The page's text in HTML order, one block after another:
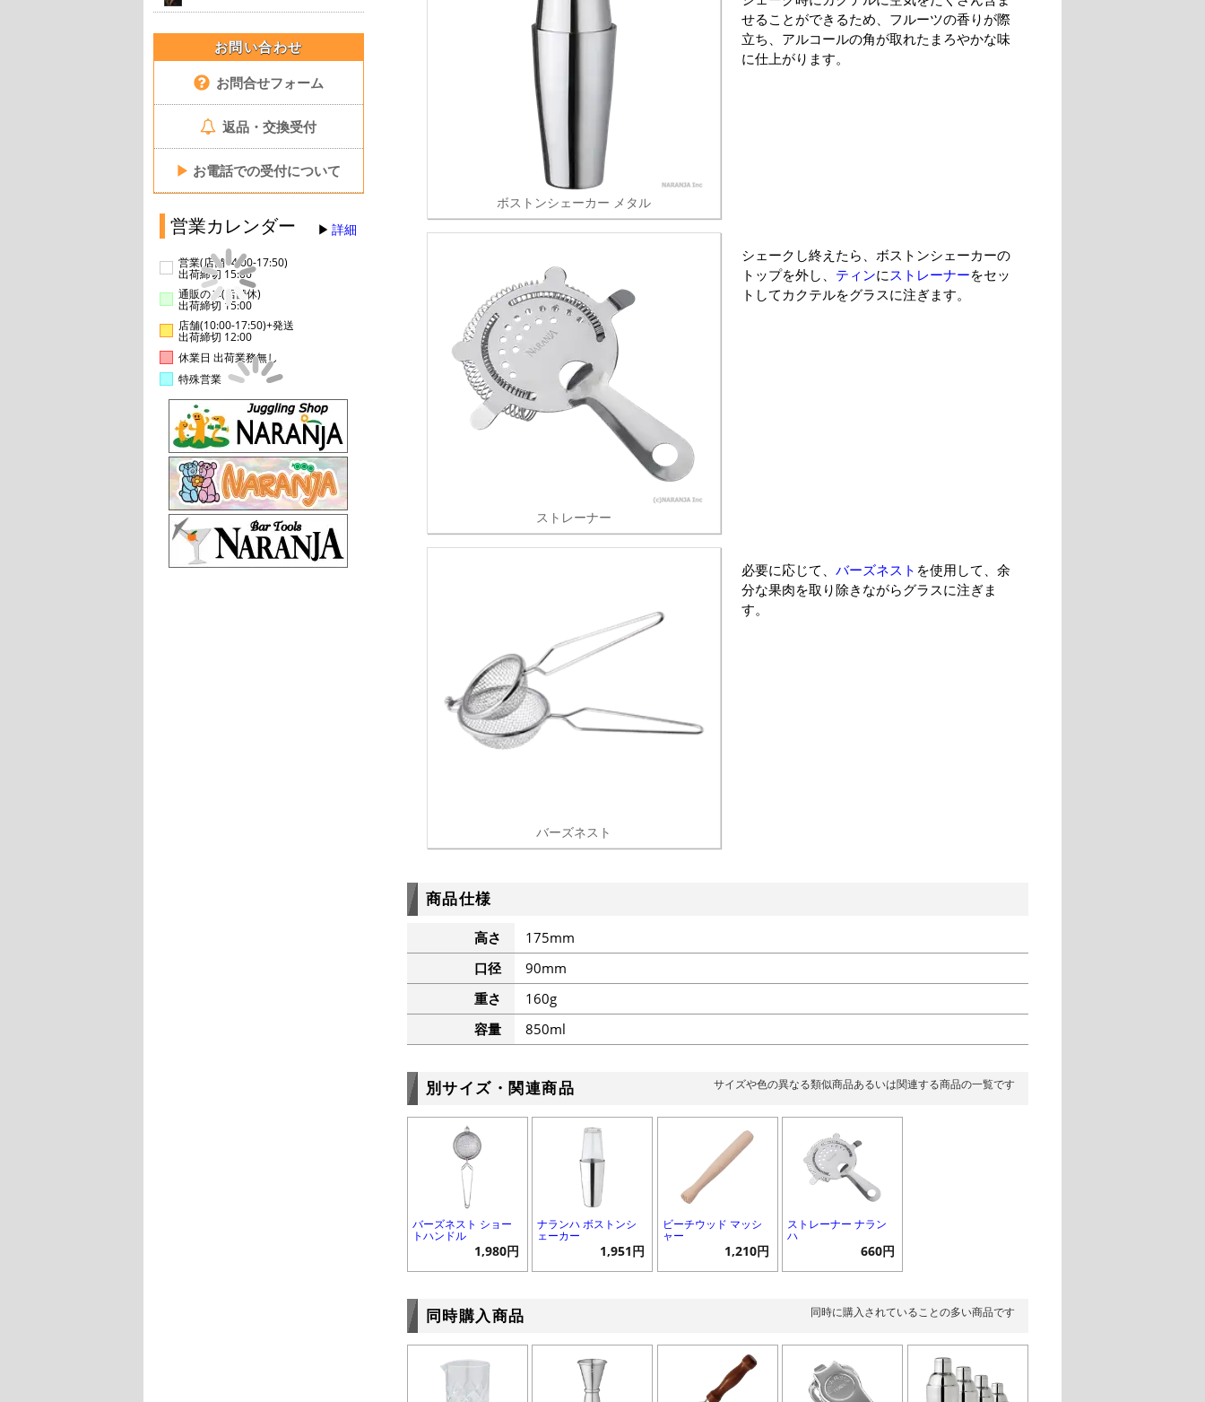
お問い合わせ
お問合せフォーム
返品・交換受付
▶ お電話での受付について
営業カレンダー 詳細
営業(店舗14:00-17:50)
出荷締切 15:00
通販のみ(店舗休)
出荷締切 15:00
店舗(10:00-17:50)+発送
出荷締切 12:00
休業日 出荷業務無し
特殊営業
ボストンシェーカー メタル
せることができるため、フルーツの香りが際
立ち、アルコールの角が取れたまろやかな味
に仕上がります。
ストレーナー
シェークし終えたら、ボストンシェーカーの
トップを外し、 ティンに ストレーナーをセッ
トしてカクテルをグラスに注ぎます。
バーズネスト
必要に応じて、 バーズネスト を使用して、余
分な果肉を取り除きながらグラスに注ぎま
す。
商品仕様
高さ
175mm
口径
90mm
重さ
160g
容量
850ml
別サイズ・関連商品 サイズや色の異なる類似商品あるいは関連する商品の一覧です
バーズネスト ショー
トハンドル
1,980円
ナランハ ボストンシ
ェーカー
1,951円
ビーチウッド マッシ
ャー
1,210円
ストレーナー ナラン
ハ
660円
同時購入商品 同時に購入されていることの多い商品です